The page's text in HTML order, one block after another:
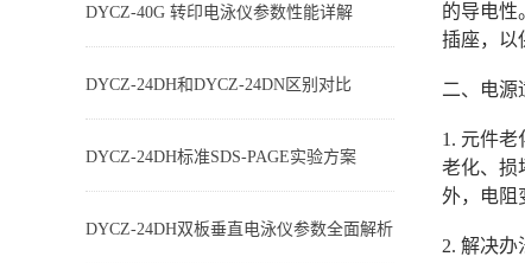
DYCZ-40G 转印电泳仪参数性能详解
DYCZ-24DH和DYCZ-24DN区别对比
DYCZ-24DH标准SDS-PAGE实验方案
DYCZ-24DH双板垂直电泳仪参数全面解析
的导电性
插座，以
二、电源
1. 元件
老化、损
外，电阻
2. 解决